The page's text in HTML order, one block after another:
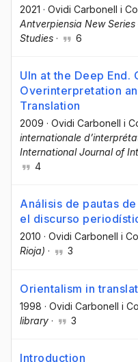
2021 · Ovidi Carbonell i
Antverpiensia New
Studies · 6
UIn at the Deep End.
Overinterpretation
Translation
2009 · Ovidi Carbonell i
internationale
International Journal of
4
Análisis de pautas
el discurso
2010 · Ovidi Carbonell i
Rioja) · 3
Orientalism in
1998 · Ovidi Carbonell i
library · 3
Introduction